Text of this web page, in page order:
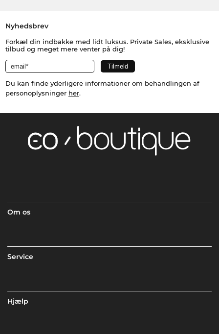
Nyhedsbrev
Forkæl din indbakke med lidt luksus. Private Sales, eksklusive
tilbud og meget mere venter på dig!
Du kan finde yderligere informationer om behandlingen af
personoplysninger her.
Om os
Service
Hjælp